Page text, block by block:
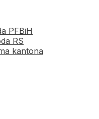
PFBiH
RS
kantona